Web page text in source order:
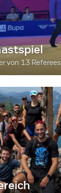
von 13 Referees